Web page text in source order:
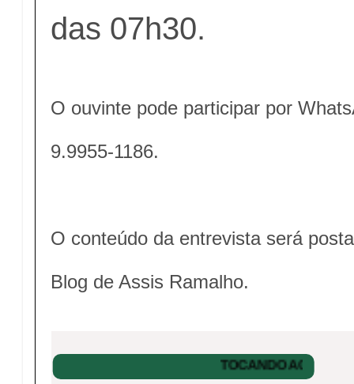
das 07h30.
O ouvinte pode participar por
9.9955-1186.
O conteúdo da entrevista será
Blog de Assis Ramalho.